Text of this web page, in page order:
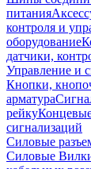
питания
контроля и
оборудование
датчики,
Управление и
Кнопки,
арматура
рейку
сигнализаций
Силовые
Силовые